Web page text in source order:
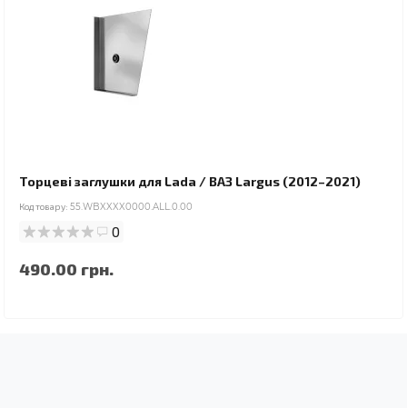
Торцеві заглушки для Lada / ВАЗ Largus (2012–2021)
Код товару: 55.WBXXXX0000.ALL.0.00
0
490.00 грн.